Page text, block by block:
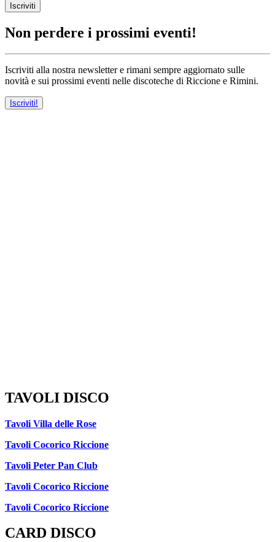
Iscriviti
Non perdere i prossimi eventi!
Iscriviti alla nostra newsletter e rimani sempre aggiornato sulle
novità e sui prossimi eventi nelle discoteche di Riccione e Rimini.
Iscriviti!
TAVOLI DISCO
Tavoli Villa delle Rose
Tavoli Cocorico Riccione
Tavoli Peter Pan Club
Tavoli Cocorico Riccione
Tavoli Cocorico Riccione
CARD DISCO